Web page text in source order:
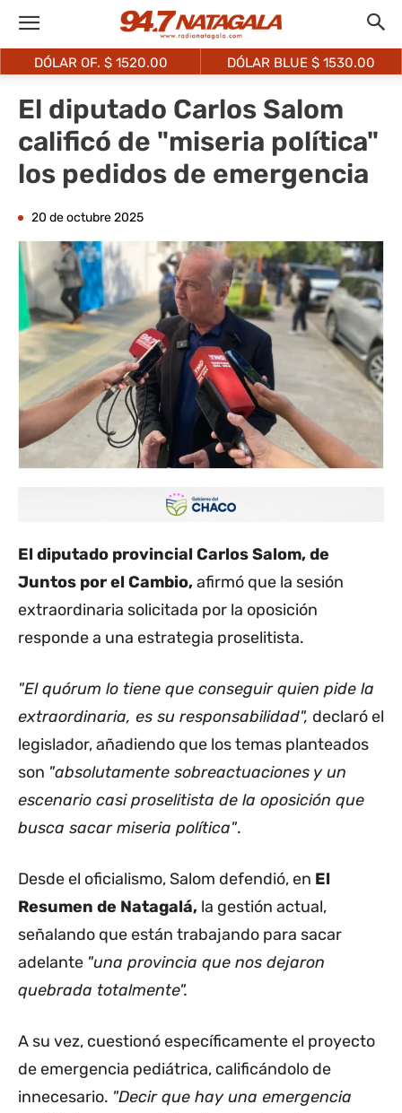
DÓLAR OF. $ 1520.00 DÓLAR BLUE $ 1530.00
El diputado Carlos Salom
calificó de "miseria política"
los pedidos de emergencia
20 de octubre 2025
El diputado provincial Carlos Salom, de
Juntos por el Cambio,afirmó que la sesión
extraordinaria solicitada por la oposición
responde a una estrategia proselitista.
"El quórum lo tiene que conseguir quien pide la
extraordinaria, es su responsabilidad", declaró el
legislador, añadiendo que los temas planteados
son "absolutamente sobreactuaciones y un
escenario casi proselitista de la oposición que
busca sacar miseria política".
Desde el oficialismo, Salom defendió, en El
Resumen de Natagalá, la gestión actual,
señalando que están trabajando para sacar
adelante "una provincia que nos dejaron
quebrada totalmente".
A su vez, cuestionó específicamente el proyecto
de emergencia pediátrica, calificándolo de
innecesario. "Decir que hay una emergencia